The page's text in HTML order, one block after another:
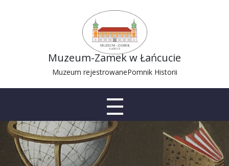
Muzeum-Zamek w Łańcucie
Muzeum rejestrowanePomnik Historii